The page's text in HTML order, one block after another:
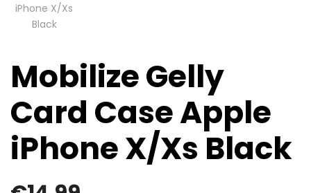
Mobilize Gelly
Card Case Apple
iPhone X/Xs Black